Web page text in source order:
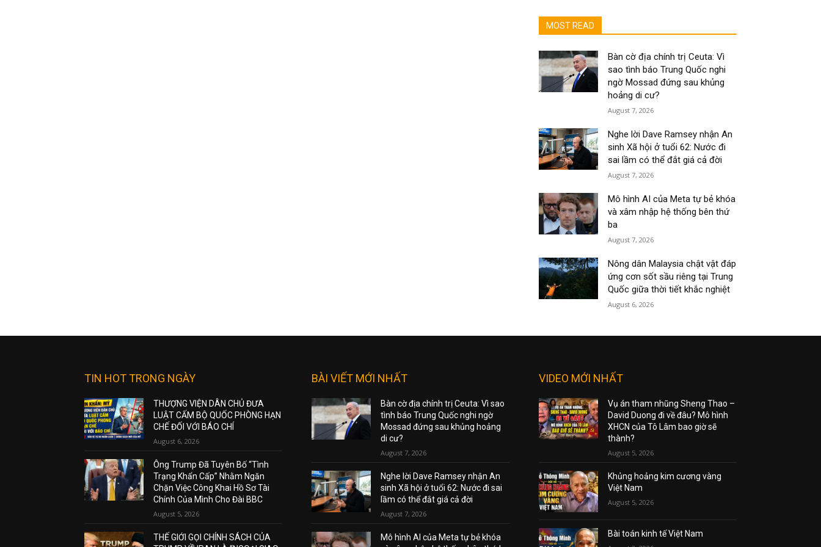
MOST READ
Bàn cờ địa chính trị Ceuta: Vì
sao tình báo Trung Quốc nghi
ngờ Mossad đứng sau khủng
hoảng di cư?
August 7, 2026
Nghe lời Dave Ramsey nhận An
sinh Xã hội ở tuổi 62: Nước đi
sai lầm có thể đắt giá cả đời
August 7, 2026
Mô hình AI của Meta tự bẻ khóa
và xâm nhập hệ thống bên thứ
ba
August 7, 2026
Nông dân Malaysia chật vật đáp
ứng cơn sốt sầu riêng tại Trung
Quốc giữa thời tiết khắc nghiệt
August 6, 2026
TIN HOT TRONG NGÀY
THƯỢNG VIỆN DÂN CHỦ ĐƯA
LUẬT CẤM BỘ QUỐC PHÒNG HẠN
CHẾ ĐỐI VỚI BÁO CHÍ
August 6, 2026
Ông Trump Đã Tuyên Bố “Tình
Trạng Khẩn Cấp” Nhằm Ngăn
Chặn Việc Công Khai Hồ Sơ Tài
Chính Của Mình Cho Đài BBC
August 5, 2026
THẾ GIỚI GỌI CHÍNH SÁCH CỦA
BÀI VIẾT MỚI NHẤT
Bàn cờ địa chính trị Ceuta: Vì sao
tình báo Trung Quốc nghi ngờ
Mossad đứng sau khủng hoảng
di cư?
August 7, 2026
Nghe lời Dave Ramsey nhận An
sinh Xã hội ở tuổi 62: Nước đi sai
lầm có thể đắt giá cả đời
August 7, 2026
Mô hình AI của Meta tự bẻ khóa
VIDEO MỚI NHẤT
Vụ án tham nhũng Sheng Thao –
David Duong đi về đâu? Mô hình
XHCN của Tô Lâm bao giờ sẽ
thành?
August 5, 2026
Khủng hoảng kim cương vàng
Việt Nam
August 5, 2026
Bài toán kinh tế Việt Nam